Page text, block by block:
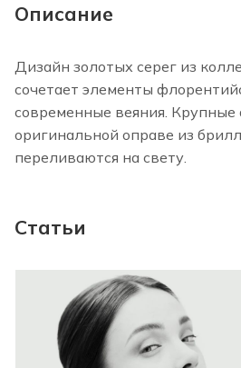
Описание
Дизайн золотых серег из
сочетает элементы
современные веяния. Крупные
оригинальной оправе из
переливаются на свету.
Статьи